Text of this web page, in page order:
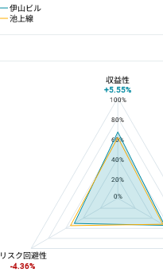
伊山ビル
池上線
伊山ビルと池上駅の平均値の総合評価の比較
100%
80%
60%
40%
20%
0%
収益性
+5.55%
リスク回避性
-4.36%